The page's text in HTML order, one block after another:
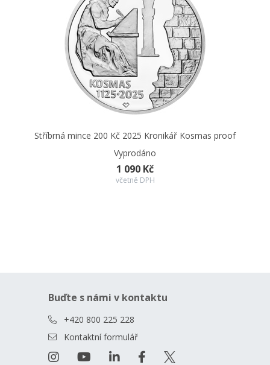
Stříbrná mince 200 Kč 2025 Kronikář Kosmas proof
Vyprodáno
1 090 Kč
včetně DPH
Buďte s námi v kontaktu
+420 800 225 228
Kontaktní formulář